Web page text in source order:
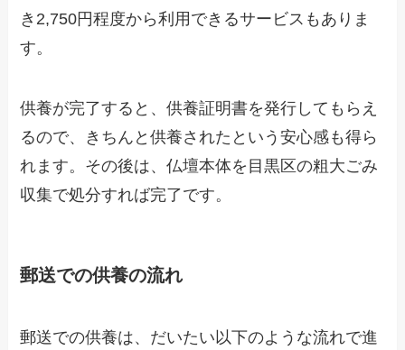
き2,750円程度から利用できるサービスもありま
す。
供養が完了すると、供養証明書を発行してもらえ
るので、きちんと供養されたという安心感も得ら
れます。その後は、仏壇本体を目黒区の粗大ごみ
収集で処分すれば完了です。
郵送での供養の流れ
郵送での供養は、だいたい以下のような流れで進